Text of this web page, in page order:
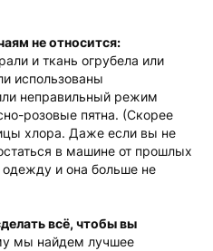
не относится:
и ткань огрубела или
использованы
неправильный режим
розовые пятна. (Скорее
хлора. Даже если вы не
в машине от прошлых
и она больше не
всё, чтобы вы
мы найдем лучшее